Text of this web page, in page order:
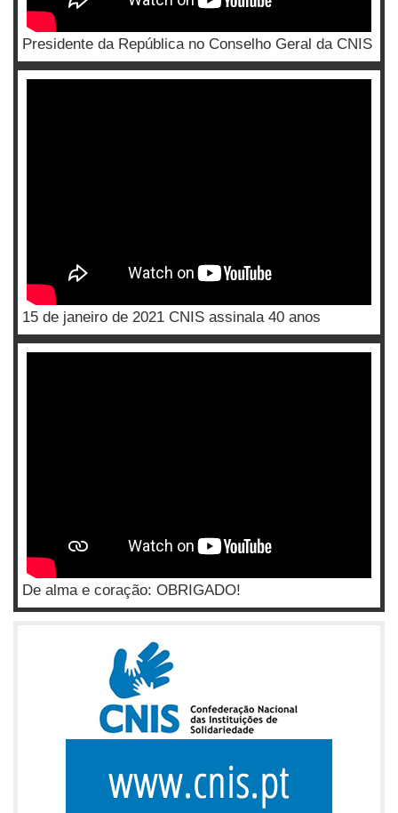
Presidente da República no Conselho Geral da CNIS
15 de janeiro de 2021 CNIS assinala 40 anos
De alma e coração: OBRIGADO!